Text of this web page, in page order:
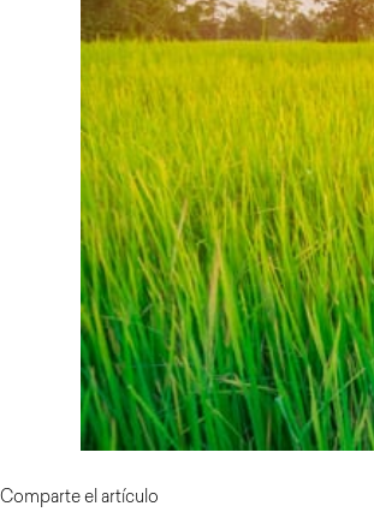
Comparte el artículo